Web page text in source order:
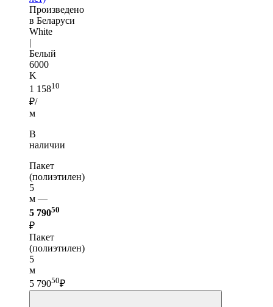
Произведено
в Беларуси
White
|
Белый
6000
K
1 15810
₽/
м
В
наличии
Пакет
(полиэтилен)
5
м —
5 79050
₽
Пакет
(полиэтилен)
5
м
5 79050₽